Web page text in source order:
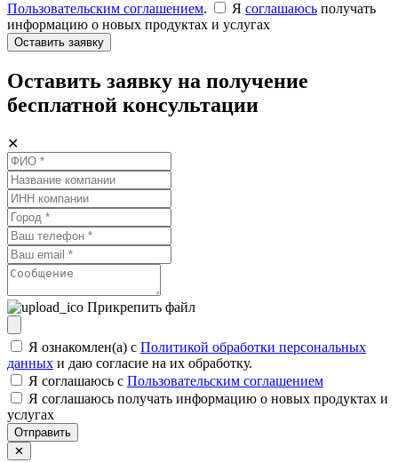
Пользовательским соглашением. Я соглашаюсь получать
информацию о новых продуктах и услугах
Оставить заявку
Оставить заявку на получение
бесплатной консультации
✕
Прикрепить файл
Я ознакомлен(а) с Политикой обработки персональных
данных и даю согласие на их обработку.
Я соглашаюсь c Пользовательским соглашением
Я соглашаюсь получать информацию о новых продуктах и
услугах
Отправить
✕